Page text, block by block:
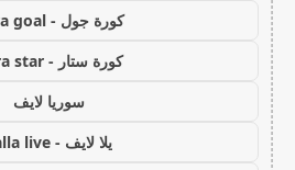
كورة جول - kora goal
كورة ستار - kora star
سوريا لايف
يلا لايف - yalla live